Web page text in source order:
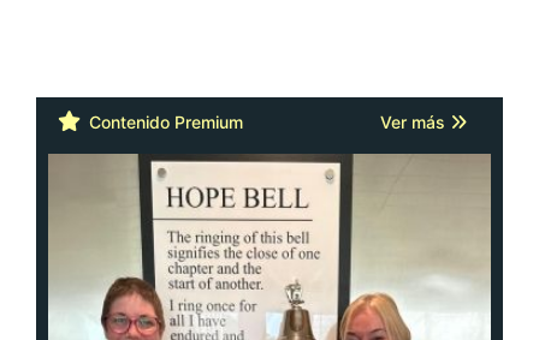
Contenido Premium Ver más